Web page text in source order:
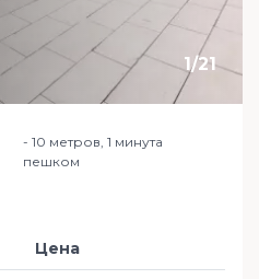
1/21
10 метров, 1 минута
пешком
Цена